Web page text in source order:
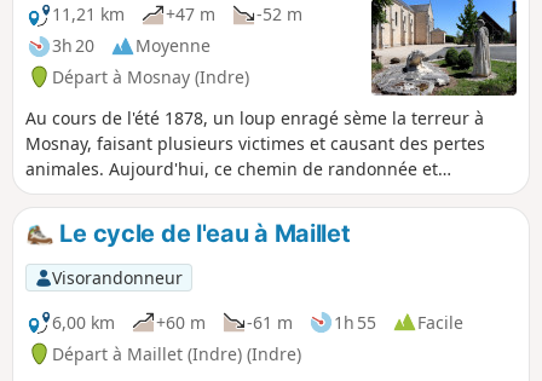
11,21 km +47 m
-52 m
3h 20
Moyenne
Départ à Mosnay (Indre)
Au cours de l'été 1878, un loup enragé sème la terreur à
Mosnay, faisant plusieurs victimes et causant des pertes
animales. Aujourd'hui, ce chemin de randonnée et
plusieurs statues de loup retracent cette histoire.
Le cycle de l'eau à Maillet
Visorandonneur
6,00 km
+60 m -61 m 1h 55
Facile
Départ à Maillet (Indre) (Indre)